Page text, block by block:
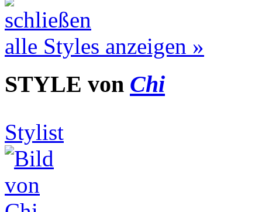
alle Styles anzeigen »
STYLE von Chi
Stylist